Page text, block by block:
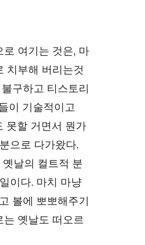
여기는 것은, 마
치부해 버리는것
구하고 티스토리
이 기술적이고
못할 거면서 뭔가
으로 다가왔다.
날의 컬트적 분
이다. 마치 마냥
볼에 뽀뽀해주기
는 옛날도 떠오르